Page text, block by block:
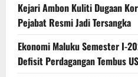
Kejari Ambon Kuliti Dugaan
Pejabat Resmi Jadi Tersangka
Ekonomi Maluku Semester I-
Defisit Perdagangan Tembus